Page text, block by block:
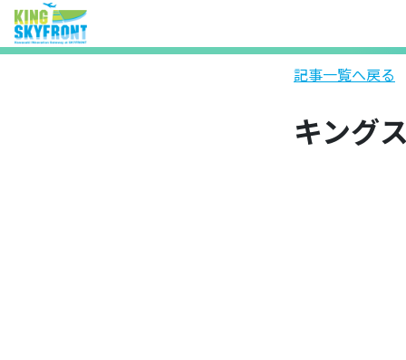
記事一覧へ戻る
キング